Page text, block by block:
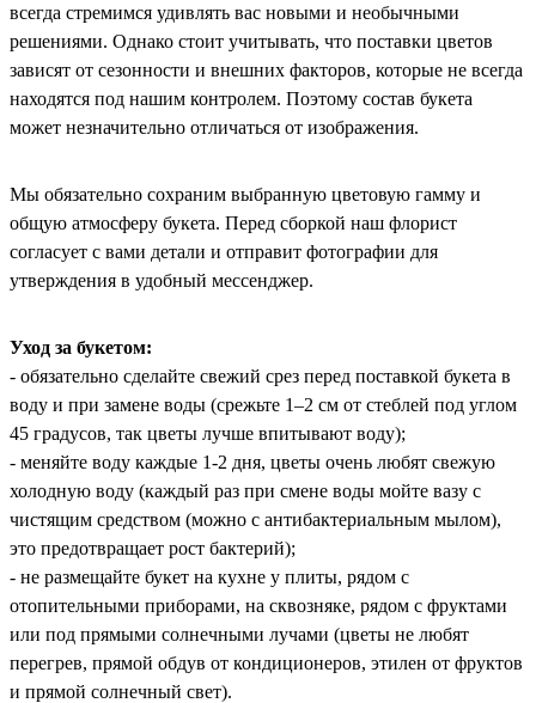
всегда стремимся удивлять вас новыми и необычными
решениями. Однако стоит учитывать, что поставки цветов
зависят от сезонности и внешних факторов, которые не всегда
находятся под нашим контролем. Поэтому состав букета
может незначительно отличаться от изображения.
Мы обязательно сохраним выбранную цветовую гамму и
общую атмосферу букета. Перед сборкой наш флорист
согласует с вами детали и отправит фотографии для
утверждения в удобный мессенджер.
Уход за букетом:
- обязательно сделайте свежий срез перед поставкой букета в
воду и при замене воды (срежьте 1–2 см от стеблей под углом
45 градусов, так цветы лучше впитывают воду);
- меняйте воду каждые 1-2 дня, цветы очень любят свежую
холодную воду (каждый раз при смене воды мойте вазу с
чистящим средством (можно с антибактериальным мылом),
это предотвращает рост бактерий);
- не размещайте букет на кухне у плиты, рядом с
отопительными приборами, на сквозняке, рядом с фруктами
или под прямыми солнечными лучами (цветы не любят
перегрев, прямой обдув от кондиционеров, этилен от фруктов
и прямой солнечный свет).